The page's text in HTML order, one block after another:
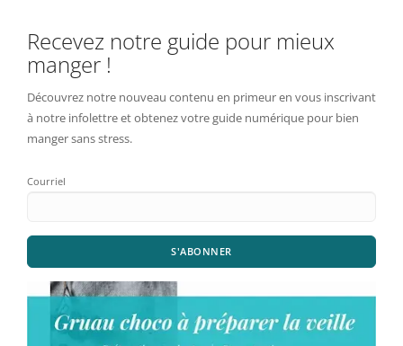
Recevez notre guide pour mieux
manger !
Découvrez notre nouveau contenu en primeur en vous inscrivant
à notre infolettre et obtenez votre guide numérique pour bien
manger sans stress.
Courriel
S'ABONNER